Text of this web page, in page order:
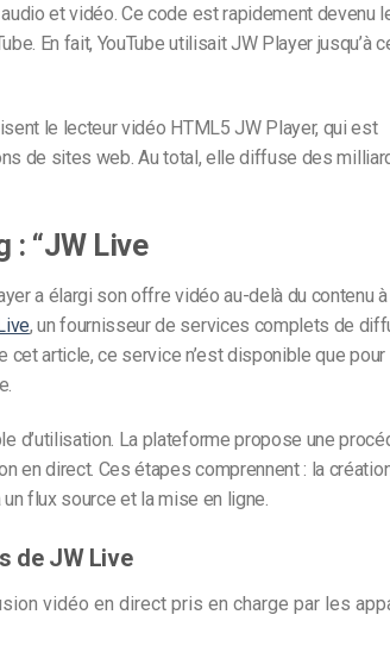
et vidéo. Ce code est rapidement devenu
En fait, YouTube utilisait JW Player jusqu’à
le lecteur vidéo HTML5 JW Player, qui est
de sites web. Au total, elle diffuse des
: “JW Live
a élargi son offre vidéo au-delà du contenu
, un fournisseur de services complets de
cet article, ce service n’est disponible que
d’utilisation. La plateforme propose une
en direct. Ces étapes comprennent : la création
flux source et la mise en ligne.
de JW Live
vidéo en direct pris en charge par les